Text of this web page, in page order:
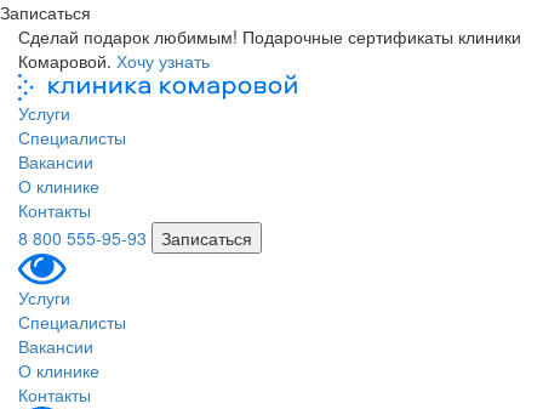
Записаться
Сделай подарок любимым! Подарочные сертификаты клиники
Комаровой. Хочу узнать
Услуги
Специалисты
Вакансии
О клинике
Контакты
8 800 555-95-93
Записаться
Услуги
Специалисты
Вакансии
О клинике
Контакты